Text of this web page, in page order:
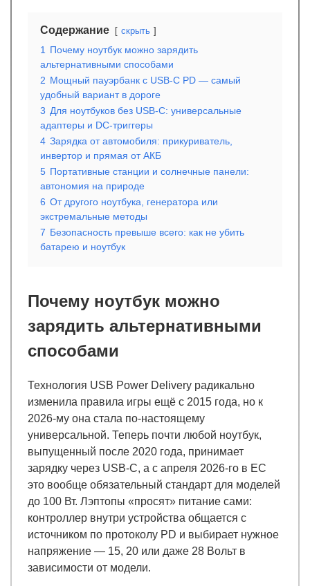
Содержание скрыть
1
Почему ноутбук можно зарядить
альтернативными способами
2 Мощный пауэрбанк с USB-C PD — самый
удобный вариант в дороге
3 Для ноутбуков без USB-C: универсальные
адаптеры и DC-триггеры
4 Зарядка от автомобиля: прикуриватель,
инвертор и прямая от АКБ
5 Портативные станции и солнечные панели:
автономия на природе
6 От другого ноутбука, генератора или
экстремальные методы
7 Безопасность превыше всего: как не убить
батарею и ноутбук
Почему ноутбук можно
зарядить альтернативными
способами
Технология USB Power Delivery радикально
изменила правила игры ещё с 2015 года, но к
2026-му она стала по-настоящему
универсальной. Теперь почти любой ноутбук,
выпущенный после 2020 года, принимает
зарядку через USB-C, а с апреля 2026-го в ЕС
это вообще обязательный стандарт для моделей
до 100 Вт. Лэптопы «просят» питание сами:
контроллер внутри устройства общается с
источником по протоколу PD и выбирает нужное
напряжение — 15, 20 или даже 28 Вольт в
зависимости от модели.